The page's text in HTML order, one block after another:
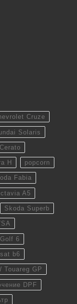
Cruze
Solaris
H popcorn
Fabia
A5
Skoda Superb
6
b6
Touareg GP
DPF